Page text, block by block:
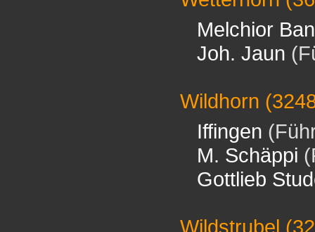
Melchior
Joh. Jaun
Wildhorn
Iffingen
M. Schäppi
Gottlieb
Wildstrubel